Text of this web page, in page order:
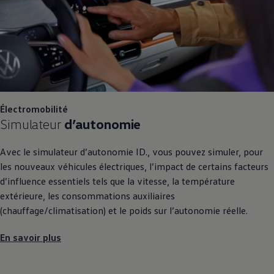
Électromobilité
Simulateurd’autonomie
Avec le simulateur d’autonomie ID., vous pouvez simuler, pour
les nouveaux véhicules électriques, l’impact de certains facteurs
d’influence essentiels tels que la vitesse, la température
extérieure, les consommations auxiliaires
(chauffage/climatisation) et le poids sur l’autonomie réelle.
En savoir plus